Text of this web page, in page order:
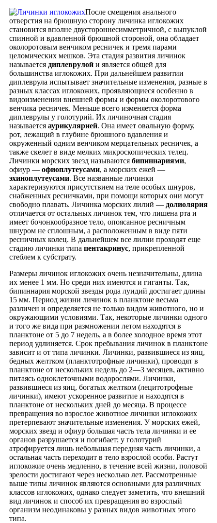
После смещения анального
отверстия на брюшную сторону личинка иглокожих
становится вполне двустороннесимметричной, с выпуклой
спинной и вдавленной брюшной стороной, она обладает
околоротовым венчиком ресничек и тремя парами
целомических мешков. Эта стадия развития личинок
называется диплеврулой и является общей для
большинства иглокожих. При дальнейшем развитии
диплеврула испытывает значительные изменения, разные в
разных классах иглокожих, проявляющиеся особенно в
видоизменении внешней формы и формы околоротового
венчика ресничек. Меньше всего изменяется форма
диплеврулы у голотурий. Их личиночная стадия
называется аурикулярией. Она имеет овальную форму,
рот, лежащий в глубине брюшного вдавления и
окруженный одним венчиком мерцательных ресничек, а
также скелет в виде мелких микроскопических телец.
Личинки морских звезд называются бипиннариями,
офиур — офиоплутеусами, а морских ежей —
эхиноплутеусами. Все названные личинки
характеризуются присутствием на теле особых шнуров,
снабженных ресничками, при помощи которых они могут
свободно плавать. Личинка морских лилий — долиолярия
отличается от остальных личинок тем, что лишена рта и
имеет бочонкообразное тело, опоясанное ресничным
шнуром не сплошным, а расположенным в виде пяти
ресничных колец. В дальнейшем все лилии проходят еще
стадию личинки типа пентакринус, прикрепленной
стеблем к субстрату.
Размеры личинок иглокожих очень незначительны, длина
их менее 1 мм. Но среди них имеются и гиганты. Так,
бипиннария морской звезды рода луидий достигает длины
15 мм. Период жизни личинок в планктоне весьма
различен и определяется не только видом животного, но и
окружающими условиями. Так, некоторые личинки одного
и того же вида при размножении летом находятся в
планктоне от 5 до 7 недель, а в более холодное время этот
период удлиняется. Срок пребывания личинок в планктоне
зависит и от типа личинки. Личинки, развившиеся из яиц,
бедных желтком (планктотрофные личинки), проводят в
планктоне от нескольких недель до 2—3 месяцев, активно
питаясь одноклеточными водорослями. Личинки,
развившиеся из яиц, богатых желтком (лецитотрофные
личинки), имеют ускоренное развитие и находятся в
планктоне от нескольких дней до месяца. В процессе
превращения во взрослое животное личинки иглокожих
претерпевают значительные изменения. У морских ежей,
морских звезд и офиур большая часть тела личинки и ее
органов разрушается и погибает; у голотурий
атрофируется лишь небольшая передняя часть личинки, а
остальная часть переходит в тело взрослой особи. Растут
иглокожие очень медленно, в течение всей жизни, половой
зрелости достигают через несколько лет. Рассмотренные
выше типы личинок являются основными для различных
классов иглокожих, однако следует заметить, что внешний
вид личинок и способ их превращения во взрослый
организм неодинаковы у разных видов животных этого
типа.